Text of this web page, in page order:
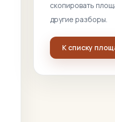
скопировать
другие разборы.
К списку